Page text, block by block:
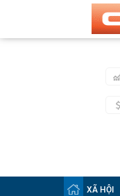
XÃ HỘI